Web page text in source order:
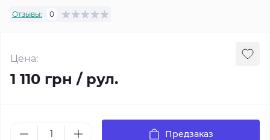
Отзывы: 0
Цена:
1 110 грн / рул.
Предзаказ